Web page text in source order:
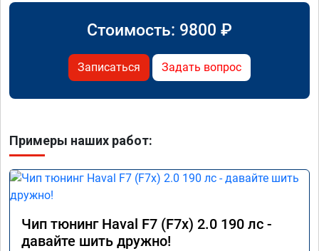
Стоимость: 9800 ₽
Записаться Задать вопрос
Примеры наших работ:
Чип тюнинг Haval F7 (F7x) 2.0 190 лс -
давайте шить дружно!